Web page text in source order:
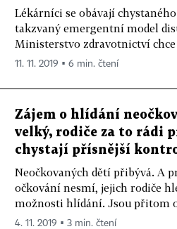
Lékárníci se obávají
takzvaný emergentní model
Ministerstvo zdravotnictví chce
11. 11. 2019 ▪ 6 min. čtení
Zájem o hlídání
velký, rodiče za to rádi
chystají přísnější
Neočkovaných dětí přibývá. A
očkování nesmí, jejich rodiče
možnosti hlídání. Jsou přitom
4. 11. 2019 ▪ 3 min. čtení